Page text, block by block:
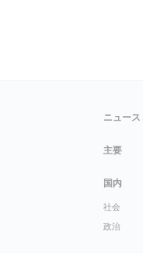
ニュー
主要
国内
社会
政治